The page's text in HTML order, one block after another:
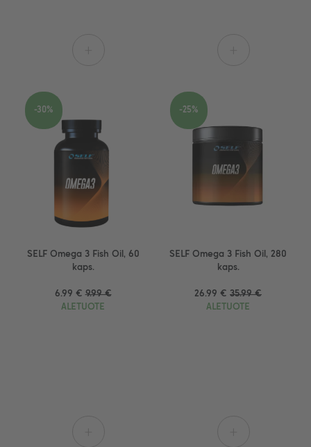
SELF Omega 3 Fish Oil, 60
kaps.
6.99 € 9.99 €
ALETUOTE
-30%
SELF Omega 3 Fish Oil, 280
kaps.
26.99 € 35.99 €
ALETUOTE
-25%